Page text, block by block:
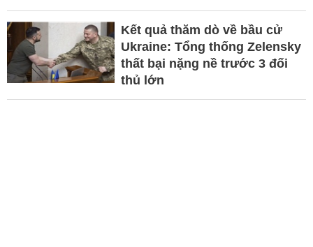
Kết quả thăm dò về bầu cử
Ukraine: Tổng thống Zelensky
thất bại nặng nề trước 3 đối
thủ lớn